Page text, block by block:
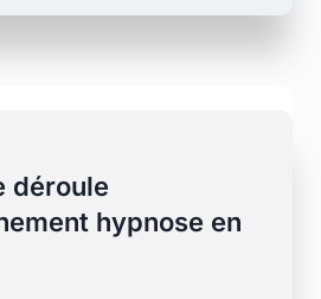
déroule
hypnose en